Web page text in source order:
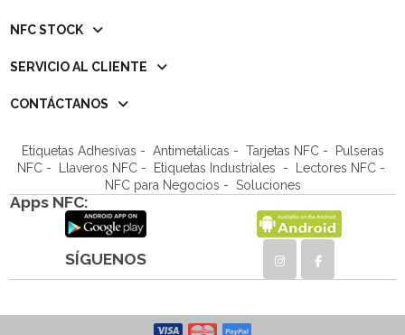
NFC STOCK
SERVICIO AL CLIENTE
CONTÁCTANOS
Etiquetas Adhesivas - Antimetálicas - Tarjetas NFC-
Pulseras
NFC- Llaveros NFC- Etiquetas Industriales - Lectores NFC-
NFC para Negocios - Soluciones
Apps NFC:
SÍGUENOS